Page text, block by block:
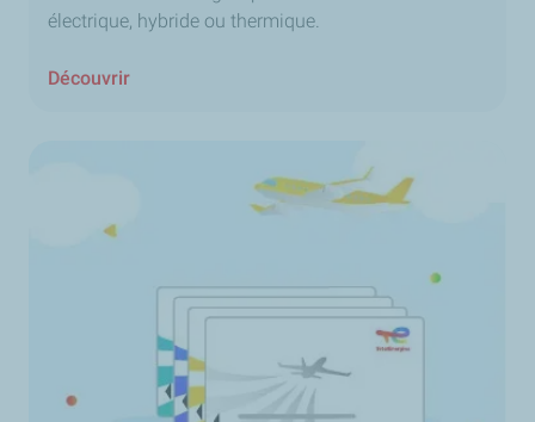
électrique, hybride ou thermique.
Découvrir